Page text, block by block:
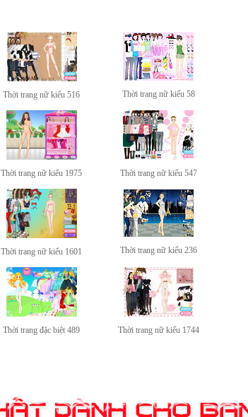
Thời trang nữ kiểu 516 Thời trang nữ kiểu 58
Thời trang nữ kiểu 1975 Thời trang nữ kiểu 547
Thời trang nữ kiểu 1601 Thời trang nữ kiểu 236
Thời trang đặc biệt 489 Thời trang nữ kiểu 1744